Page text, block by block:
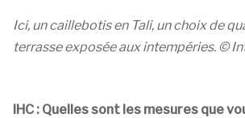
Ici, un caillebotis en Tali, un choix de
terrasse exposée aux intempéries. ©
IHC : Quelles sont les mesures que